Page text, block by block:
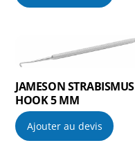
JAMESON STRABISMUS
HOOK 5 MM
Ajouter au devis